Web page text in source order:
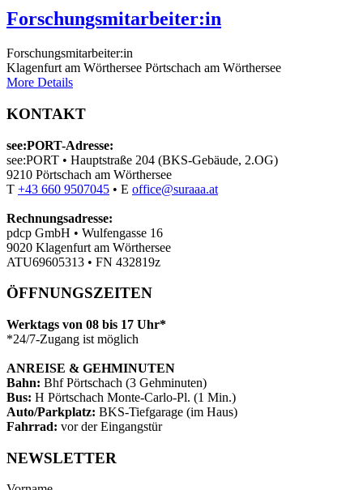
Forschungsmitarbeiter:in
Forschungsmitarbeiter:in
Klagenfurt am Wörthersee Pörtschach am Wörthersee
More Details
KONTAKT
see:PORT-Adresse:
see:PORT • Hauptstraße 204 (BKS-Gebäude, 2.OG)
9210 Pörtschach am Wörthersee
T +43 660 9507045 • E office@suraaa.at
Rechnungsadresse:
pdcp GmbH • Wulfengasse 16
9020 Klagenfurt am Wörthersee
ATU69605313 • FN 432819z
ÖFFNUNGSZEITEN
Werktags von 08 bis 17 Uhr*
*24/7-Zugang ist möglich
ANREISE & GEHMINUTEN
Bahn: Bhf Pörtschach (3 Gehminuten)
Bus: H Pörtschach Monte-Carlo-Pl. (1 Min.)
Auto/Parkplatz: BKS-Tiefgarage (im Haus)
Fahrrad: vor der Eingangstür
NEWSLETTER